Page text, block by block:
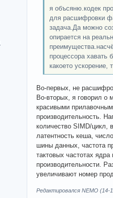
я объсяню.кодек
для расшифровки
задача.Да можно
опирается на
процессора хавать
какоето ускорение,
Во-первых, не
Во-вторых, я говорил о
красивыми
производительность.
количество SIMD/цикл,
латентность кеша,
шины данных, частота
тактовых частотах
производительности.
увеличивают номер
Редактировался NEMO (14-